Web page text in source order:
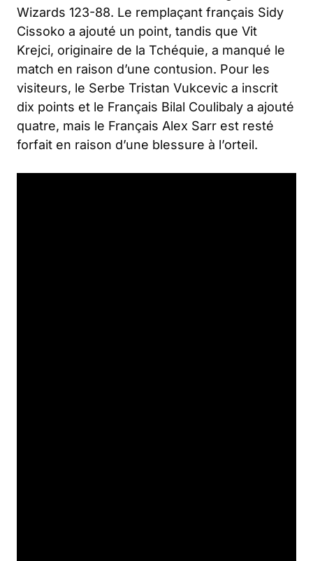
Wizards 123-88. Le remplaçant français Sidy
Cissoko a ajouté un point, tandis que Vit
Krejci, originaire de la Tchéquie, a manqué le
match en raison d’une contusion. Pour les
visiteurs, le Serbe Tristan Vukcevic a inscrit
dix points et le Français Bilal Coulibaly a ajouté
quatre, mais le Français Alex Sarr est resté
forfait en raison d’une blessure à l’orteil.